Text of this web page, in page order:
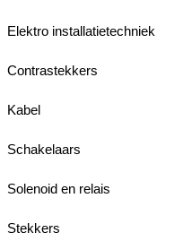
Elektro installatietechniek
Contrastekkers
Kabel
Schakelaars
Solenoid en relais
Stekkers